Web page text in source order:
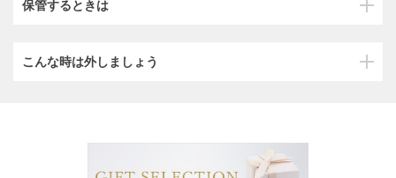
保管するときは
こんな時は外しましょう